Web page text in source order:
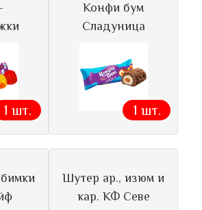
1 шт.
Конфи бум
Сладуница
1 шт.
Шутер ар., изюм и
кар. КФ Севе